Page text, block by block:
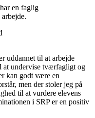
en faglig
uddannet til at arbejde
at undervise tværfagligt og
kan godt være en
men der stoler jeg på
til at vurdere elevens
i SRP er en positiv